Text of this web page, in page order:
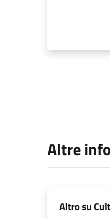
Altre
Altro su